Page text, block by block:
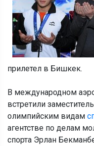
прилетел в Бишкек.
В международном
встретили
олимпийским видам
агентстве по делам
спорта Эрлан